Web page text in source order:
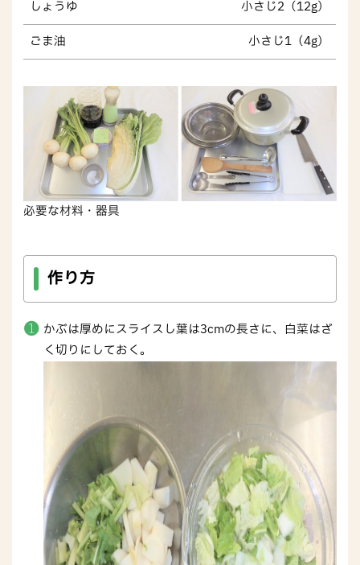
しょうゆ 小さじ2（12g）
ごま油 小さじ1（4g）
必要な材料・器具
作り方
かぶは厚めにスライスし葉は3cmの長さに、白菜はざ
く切りにしておく。